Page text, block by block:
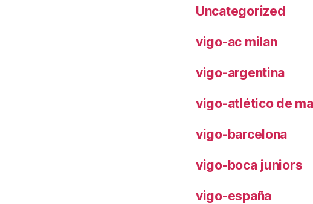
Uncategorized
vigo-ac milan
vigo-argentina
vigo-atlético de
vigo-barcelona
vigo-boca juniors
vigo-españa